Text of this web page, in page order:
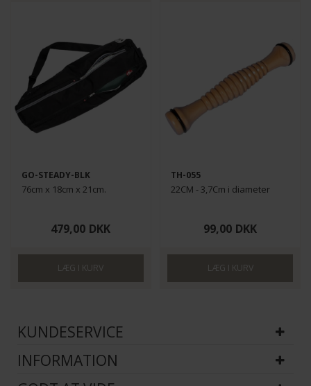
GO-STEADY-BLK
76cm x 18cm x 21cm.
479,00 DKK
TH-055
22CM - 3,7Cm i diameter
99,00 DKK
KUNDESERVICE
INFORMATION